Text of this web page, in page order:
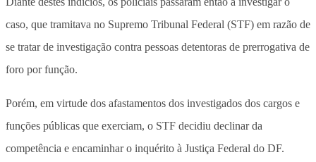
caso, que tramitava no Supremo Tribunal Federal (STF) em razão de
se tratar de investigação contra pessoas detentoras de prerrogativa de
foro por função.
Porém, em virtude dos afastamentos dos investigados dos cargos e
funções públicas que exerciam, o STF decidiu declinar da
competência e encaminhar o inquérito à Justiça Federal do DF.